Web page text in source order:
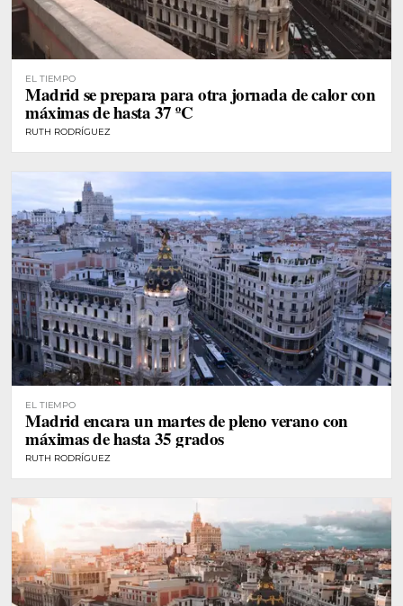
EL TIEMPO
Madrid se prepara para otra jornada de calor con
máximas de hasta 37 ºC
RUTH RODRÍGUEZ
EL TIEMPO
Madrid encara un martes de pleno verano con
máximas de hasta 35 grados
RUTH RODRÍGUEZ